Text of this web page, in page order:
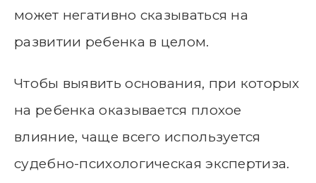
может негативно сказываться на
развитии ребенка в целом.
Чтобы выявить основания, при которых
на ребенка оказывается плохое
влияние, чаще всего используется
судебно-психологическая экспертиза.